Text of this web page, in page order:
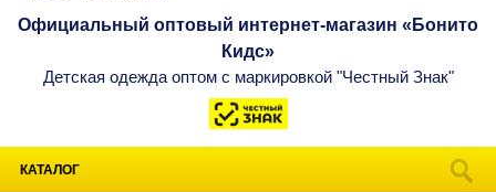
Официальный оптовый интернет-магазин «Бонито
Кидс»
Детская одежда оптом с маркировкой "Честный Знак"
КАТАЛОГ